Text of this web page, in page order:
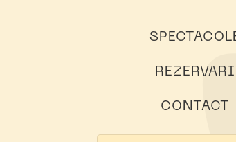
REZERVARI
CONTACT